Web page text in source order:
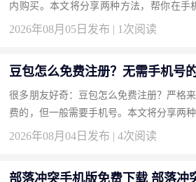
内购买。本文将分享两种方法，帮你在手
2026年08月05日发布 | 1次阅读
豆包怎么免费注册？无需手机号
很多朋友好奇：豆包怎么免费注册？严格
费的，但一般需要手机号。本文将分享两
账号而不用额外付费。 方法一：使用邮箱
2026年08月04日发布 | 4次阅读
部落冲突手机版免费下载 部落冲